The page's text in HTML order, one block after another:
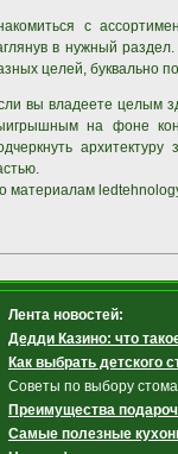
с
в нужный
целей, буквально
вы владеете целым
на фоне
материалам
Лента новостей:
Дедди Казино: что
Как выбрать детского
Советы по выбору
Преимущества
Самые полезные